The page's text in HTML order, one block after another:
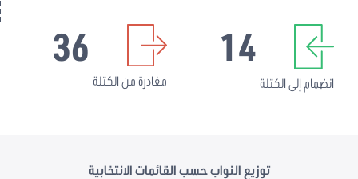
14
انضمام إلى الكتلة
36
مغادرة من الكتلة
توزيع النواب حسب القائمات الانتخابية